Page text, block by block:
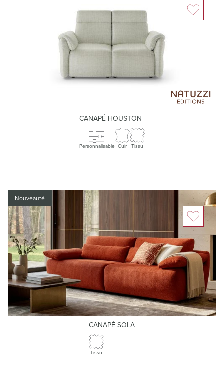
CANAPÉ HOUSTON
Personnalisable Cuir Tissu
Nouveauté
CANAPÉ SOLA
Tissu